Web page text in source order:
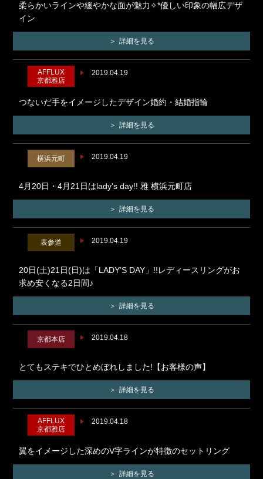
柔らかいラインや緩やかな面が魅力✧*優しい印象の幅広デザ
イン
詳細を見る
2019.04.19
AFFLUX
京都雅店
つないだ手をイメージしたデザイン婚約・結婚指輪
詳細を見る
2019.04.19
横浜元町
4月20日・4月21日はlady's day!! 雅 横浜元町店
詳細を見る
2019.04.19
表参道
20日(土)21日(日)は「LADY’S DAY」!!レディースリングがお
求め安くなる2日間♪
詳細を見る
2019.04.18
京都本店
とてもステキでひとめぼれしました!【お客様の声】
詳細を見る
2019.04.18
AFFLUX
京都雅店
翼をイメージした深めのV字ラインが特徴のセットリング
詳細を見る